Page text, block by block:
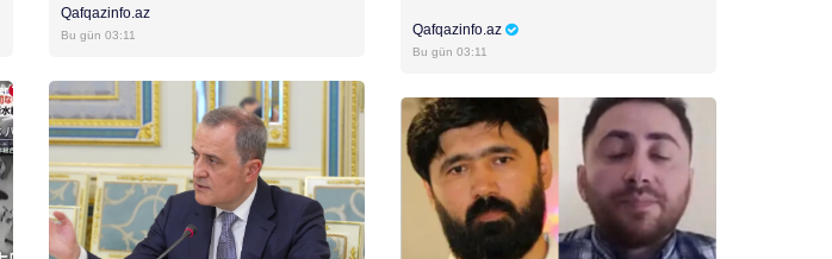
Qafqazinfo.az
Bu gün 03:11 Qafqazinfo.az
Bu gün 03:11